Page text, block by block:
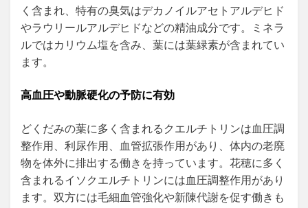
く含まれ、特有の臭気はデカノイルアセトアルデヒド
やラウリールアルデヒドなどの精油成分です。ミネラ
ルではカリウム塩を含み、葉には葉緑素が含まれてい
ます。
高血圧や動脈硬化の予防に有効
どくだみの葉に多く含まれるクエルチトリンは血圧調
整作用、利尿作用、血管拡張作用があり、体内の老廃
物を体外に排出する働きを持っています。花穂に多く
含まれるイソクエルチトリンには血圧調整作用があり
ます。双方には毛細血管強化や新陳代謝を促す働きも